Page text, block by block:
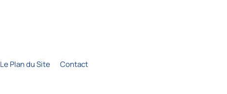
Le Plan du Site Contact